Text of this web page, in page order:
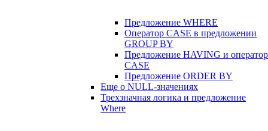
Предложение WHERE
Оператор CASE в предложении
GROUP BY
Предложение HAVING и оператор
CASE
Предложение ORDER BY
Еще о NULL-значениях
Трехзначная логика и предложение
Where